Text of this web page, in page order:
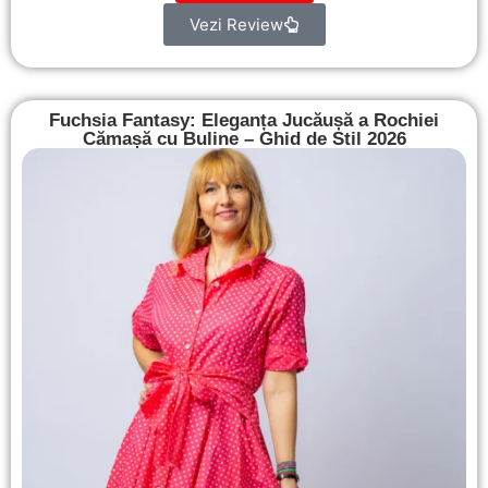
Vezi Review
Fuchsia Fantasy: Eleganța Jucăușă a Rochiei
Cămașă cu Buline – Ghid de Stil 2026